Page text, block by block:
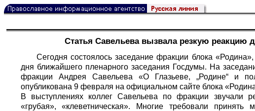
Статья Савельева вызвала резкую реакцию
Сегодня состоялось заседание фракции блока
дня ближайшего пленарного заседания Госдумы. На
фракции Андрея Савельева «О Глазьеве, „Родине“ и
опубликована 9 февраля на официальном сайте блока
В выступлениях коллег Савельева по фракции звучали
«грубая», «клеветническая». Многие требовали принять